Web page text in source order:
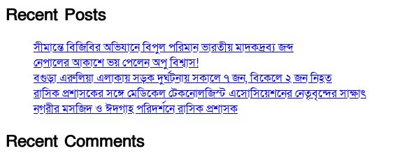
Recent Posts
সীমান্তে বিজিবির অভিযানে বিপুল পরিমান ভারতীয় মাদকদ্রব্য জব্দ
নেপালের আকাশে ভয় পেলেন অপু বিশ্বাস!
বগুড়া এরুলিয়া এলাকায় সড়ক দুর্ঘট্নায় সকালে ৭ জন, বিকেলে ২ জন নিহত
রাসিক প্রশাসকের সঙ্গে মেডিকেল টেকনোলজিস্ট এসোসিয়েশনের নেতৃবৃন্দের সাক্ষাৎ
নগরীর মসজিদ ও ঈদগাহ পরিদর্শনে রাসিক প্রশাসক
Recent Comments